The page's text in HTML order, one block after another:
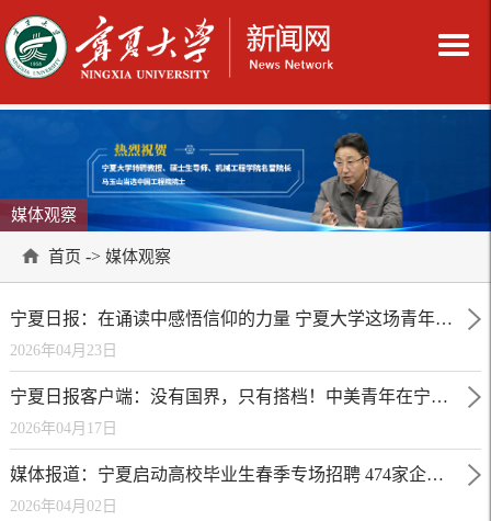
媒体观察
首页 -> 媒体观察
宁夏日报：在诵读中感悟信仰的力量 宁夏大学这场青年诵读会很走心
2026年04月23日
宁夏日报客户端：没有国界，只有搭档！中美青年在宁夏书写“乒乓外交”续集
2026年04月17日
媒体报道：宁夏启动高校毕业生春季专场招聘 474家企业释出万岗助择业
2026年04月02日